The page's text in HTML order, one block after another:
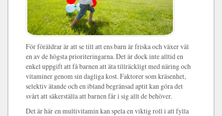
För föräldrar är att se till att ens barn är friska och växer väl
en av de högsta prioriteringarna. Det är dock inte alltid en
enkel uppgift att få barnen att äta tillräckligt med näring och
vitaminer genom sin dagliga kost. Faktorer som kräsenhet,
selektiv ätande och en ibland begränsad aptit kan göra det
svårt att säkerställa att barnen får i sig allt de behöver.
Det är här en multivitamin kan spela en viktig roll i att fylla